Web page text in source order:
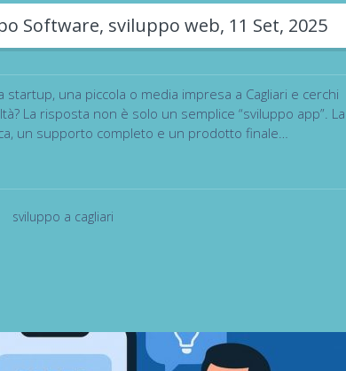
Software, sviluppo web, 11 Set, 2025
startup, una piccola o media impresa a Cagliari e cerchi
La risposta non è solo un semplice “sviluppo app”. La
un supporto completo e un prodotto finale…
sviluppo a cagliari